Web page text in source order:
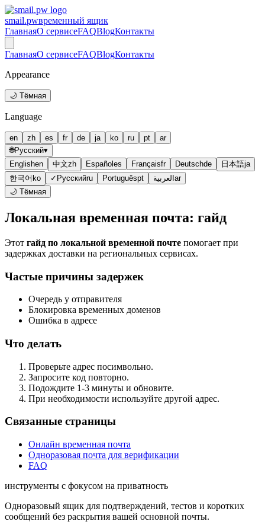
smail.pwвременный ящик
ГлавнаяО сервисеFAQBlogКонтакты
ГлавнаяО сервисеFAQBlogКонтакты
Appearance
🌙 Тёмная
Language
en zh es fr de ja ko ru pt
ar
🌐Русский▾
Englishen 中文zh Español es Françaisfr Deutschde 日本語ja
한국어 ko ✓ Русскийru Portuguêspt العربية ar
🌙 Тёмная
Локальная временная почта: гайд
Этот гайд по локальной временной почте помогает при
задержках доставки на региональных сервисах.
Частые причины задержек
Очередь у отправителя
Блокировка временных доменов
Ошибка в адресе
Что делать
Проверьте адрес посимвольно.
Запросите код повторно.
Подождите 1-3 минуты и обновите.
При необходимости используйте другой адрес.
Связанные страницы
Онлайн временная почта
Одноразовая почта для верификации
FAQ
инструменты с фокусом на приватность
Одноразовый ящик для подтверждений, тестов и коротких
сообщений без раскрытия вашей основной почты.